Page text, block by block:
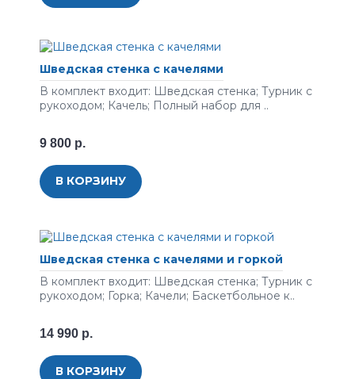
Шведская стенка с качелями
В комплект входит: Шведская стенка; Турник с
рукоходом; Качель; Полный набор для ..
9 800 р.
В КОРЗИНУ
Шведская стенка с качелями и горкой
В комплект входит: Шведская стенка; Турник с
рукоходом; Горка; Качели; Баскетбольное к..
14 990 р.
В КОРЗИНУ